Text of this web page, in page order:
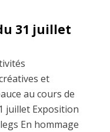
31 juillet
et
au cours de
juillet Exposition
En hommage